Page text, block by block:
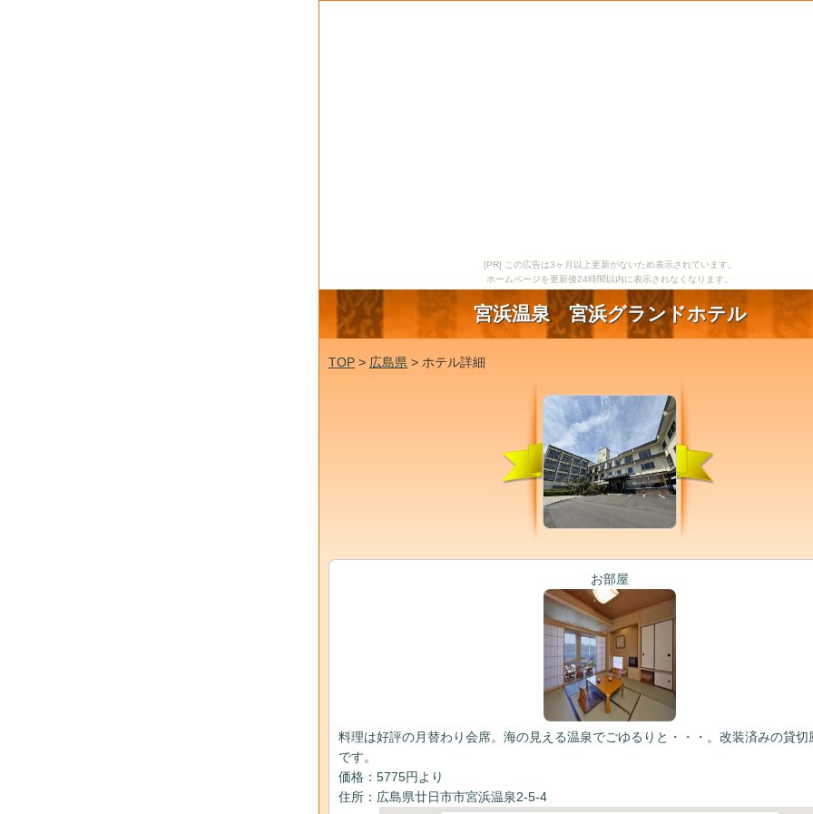
[PR] この広告は3ヶ月以上更新がないため表示されています。
ホームページを更新後24時間以内に表示されなくなります。
宮浜温泉 宮浜グランドホテル
TOP > 広島県 > ホテル詳細
お部屋
料理は好評の月替わり会席。海の見える温泉でごゆるりと・・・。改装済みの貸切
です。
価格：5775円より
住所：広島県廿日市市宮浜温泉2-5-4